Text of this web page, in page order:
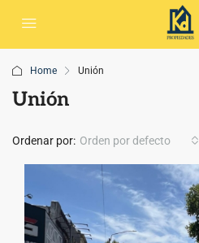
Home Unión
Unión
Ordenar por: Orden por defecto